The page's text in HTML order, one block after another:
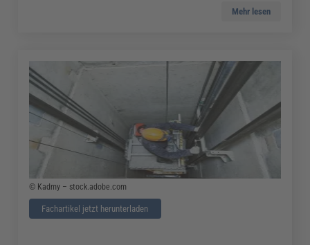
Mehr lesen
© Kadmy – stock.adobe.com
Fachartikel jetzt herunterladen